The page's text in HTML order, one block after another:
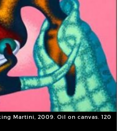
Martini, 2009. Oil on canvas. 120